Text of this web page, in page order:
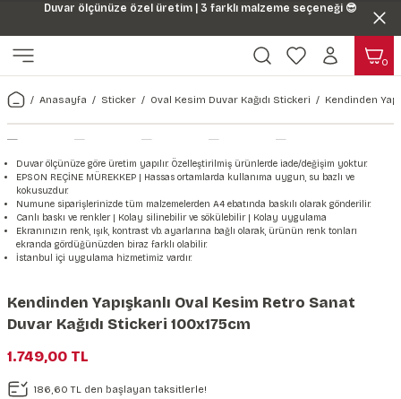
Duvar ölçünüze özel üretim | 3 farklı malzeme seçeneği 😎
Harita & Şehir Duvar Kağıdı
Türkiye Serisi Duvar Kağıdı
Şehir & Ülke Duvar Kağıdı
Duvar Kağıdı
Çiçek Duvar Kağıdı
Hayvan, Yaprak & Çiçek
Yaprak Desenli Duvar Kağıdı
Hayvan Duvar Kağıdı
Kağıdı
Doğa & Manza Duvar Kağıdı
Manzara Duvar Kağıdı
Orman Duvar Kağıdı
Tasarım & Sanatsal Duvar
Sanat Duvar Kağıdı
Geometrik Duvar Kağıdı
Araba Duvar Kağıdı
Sağlık Duvar Kağıdı
Ahşap, Mermer & Taş
Taş Desenli Duvar Kağıdı
Ahşap Desenli Duvar Kağıdı
Kağıdı Stickeri
Seti
Sticker Seti
0
Anasayfa Sticker Oval Kesim Duvar Kağıdı Stickeri Kendinden
Duvar ölçünüze göre üretim yapılır. Özelleştirilmiş ürünlerde iade/değişim yoktur.
EPSON REÇİNE MÜREKKEP | Hassas ortamlarda kullanıma uygun, su bazlı ve
kokusuzdur.
Numune siparişlerinizde tüm malzemelerden A4 ebatında baskılı olarak gönderilir.
Canlı baskı ve renkler | Kolay silinebilir ve sökülebilir | Kolay uygulama
Ekranınızın renk, ışık, kontrast vb. ayarlarına bağlı olarak, ürünün renk tonları
ekranda gördüğünüzden biraz farklı olabilir.
İstanbul içi uygulama hizmetimiz vardır.
Kendinden Yapışkanlı Oval Kesim Retro Sanat
Duvar Kağıdı Stickeri 100x175cm
1.749,00 TL
186,60 TL den başlayan taksitlerle!